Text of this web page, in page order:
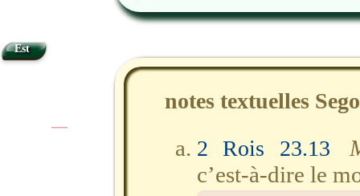
notes textuelles
2 Rois 23.13
c’est-à-dire le
Est